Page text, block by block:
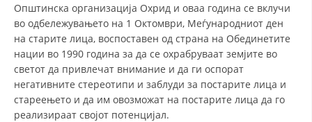
ЗАКОН ЗА ЦКРМ
СТАТУТ НА ЦКРМ
Општинска организација Охрид и оваа година се вклучи
во одбележувањето на 1 Октомври, Меѓународниот ден
на старите лица, воспоставен од страна на Обединетите
нации во 1990 година за да се охрабруваат земјите во
светот да привлечат внимание и да ги оспорат
негативните стереотипи и заблуди за постарите лица и
стареењето и да им овозможат на постарите лица да го
реализираат својот потенцијал.